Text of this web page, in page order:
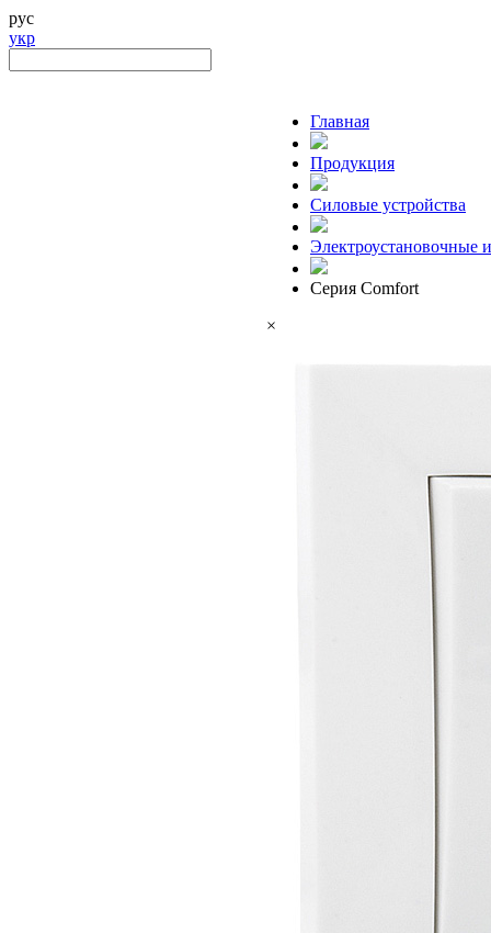
рус
укр
Главная
Продукция
Силовые устройства
Электроустановочные
Серия Comfort
×